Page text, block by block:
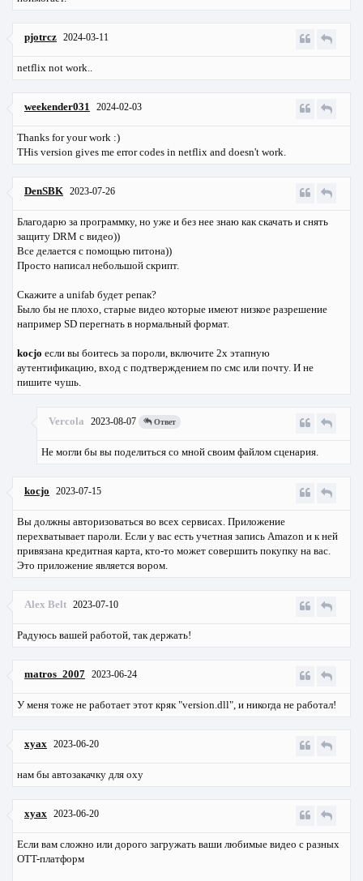
pjotrcz 2024-03-11
netflix not work..
weekender031 2024-02-03
Thanks for your work :)
THis version gives me error codes in netflix and doesn't work.
DenSBK 2023-07-26
Благодарю за программку, но уже и без нее знаю как скачать и снять
защиту DRM с видео))
Все делается с помощью питона))
Просто написал небольшой скрипт.
Скажите а unifab будет репак?
Было бы не плохо, старые видео которые имеют низкое разрешение
например SD перегнать в нормальный формат.
kocjo если вы боитесь за пороли, включите 2х этапную
аутентификацию, вход с подтверждением по смс или почту. И не
пишите чушь.
Vercola 2023-08-07 Ответ
Не могли бы вы поделиться со мной своим файлом сценария.
kocjo 2023-07-15
Вы должны авторизоваться во всех сервисах. Приложение
перехватывает пароли. Если у вас есть учетная запись Amazon и к ней
привязана кредитная карта, кто-то может совершить покупку на вас.
Это приложение является вором.
Alex Belt 2023-07-10
Радуюсь вашей работой, так держать!
matros_2007 2023-06-24
У меня тоже не работает этот кряк "version.dll", и никогда не работал!
xyax 2023-06-20
нам бы автозакачку для oxy
xyax 2023-06-20
Если вам сложно или дорого загружать ваши любимые видео с разных
OTT-платформ